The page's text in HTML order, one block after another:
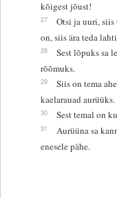
kõigest jõust!
27
Otsi ja uuri, siis
on, siis ära teda
28
Sest lõpuks sa
rõõmuks.
29
Siis on tema
kaelarauad aurüüks.
30 Sest temal on
31
Aurüüna sa
enesele pähe.